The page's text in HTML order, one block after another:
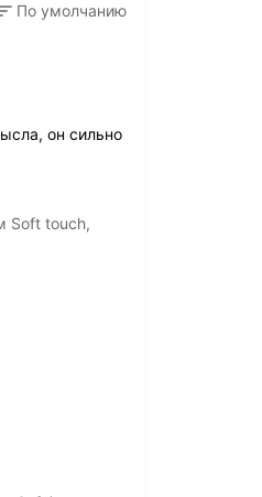
По умолчанию
он сильно
Soft touch,